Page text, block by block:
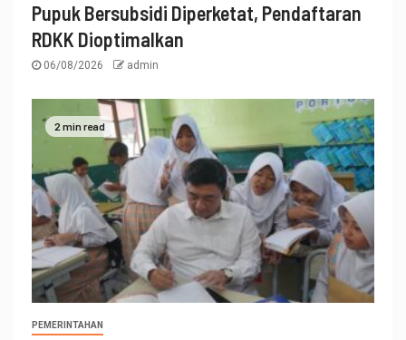
Pupuk Bersubsidi Diperketat, Pendaftaran
RDKK Dioptimalkan
06/08/2026 admin
2 min read
PEMERINTAHAN